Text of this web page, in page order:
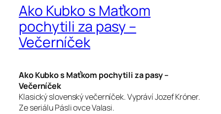
Ako Kubko s Maťkom
pochytili za pasy –
Večerníček
Ako Kubko s Maťkom pochytili za pasy –
Večerníček
Klasický slovenský večerníček. Vypráví Jozef Króner.
Ze seriálu Pásli ovce Valasi.